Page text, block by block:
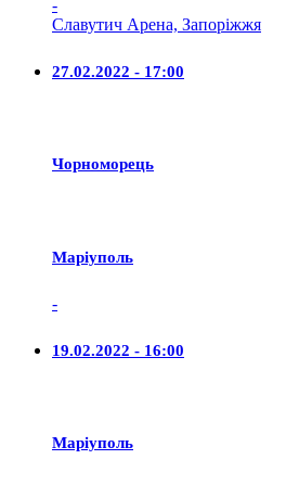
-
Славутич Арена, Запоріжжя
27.02.2022 - 17:00
Чорноморець
Маріуполь
-
19.02.2022 - 16:00
Маріуполь